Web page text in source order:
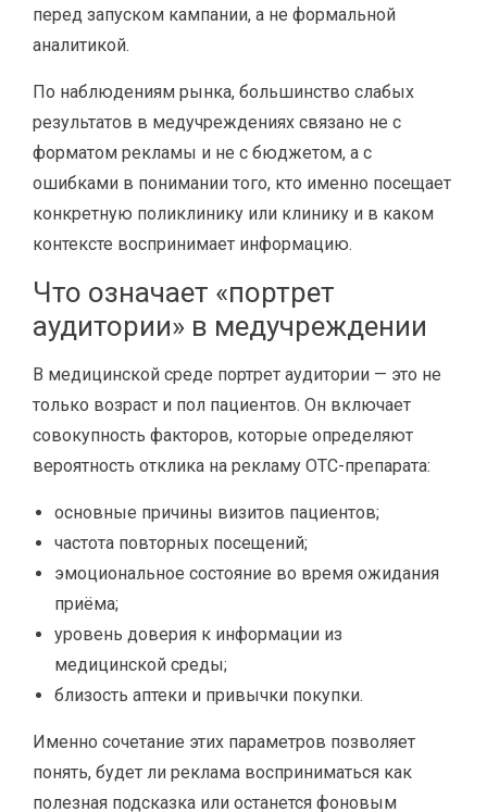
перед запуском кампании, а не формальной
аналитикой.
По наблюдениям рынка, большинство слабых
результатов в медучреждениях связано не с
форматом рекламы и не с бюджетом, а с
ошибками в понимании того, кто именно посещает
конкретную поликлинику или клинику и в каком
контексте воспринимает информацию.
Что означает «портрет
аудитории» в медучреждении
В медицинской среде портрет аудитории — это не
только возраст и пол пациентов. Он включает
совокупность факторов, которые определяют
вероятность отклика на рекламу OTC-препарата:
основные причины визитов пациентов;
частота повторных посещений;
эмоциональное состояние во время ожидания
приёма;
уровень доверия к информации из
медицинской среды;
близость аптеки и привычки покупки.
Именно сочетание этих параметров позволяет
понять, будет ли реклама восприниматься как
полезная подсказка или останется фоновым